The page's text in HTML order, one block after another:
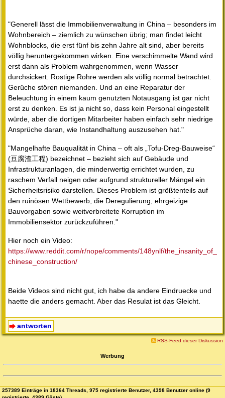
"Generell lässt die Immobilienverwaltung in China – besonders im
Wohnbereich – ziemlich zu wünschen übrig; man findet leicht
Wohnblocks, die erst fünf bis zehn Jahre alt sind, aber bereits
völlig heruntergekommen wirken. Eine verschimmelte Wand wird
erst dann als Problem wahrgenommen, wenn Wasser
durchsickert. Rostige Rohre werden als völlig normal betrachtet.
Gerüche stören niemanden. Und an eine Reparatur der
Beleuchtung in einem kaum genutzten Notausgang ist gar nicht
erst zu denken. Es ist ja nicht so, dass kein Personal eingestellt
würde, aber die dortigen Mitarbeiter haben einfach sehr niedrige
Ansprüche daran, wie Instandhaltung auszusehen hat."
"Mangelhafte Bauqualität in China – oft als „Tofu-Dreg-Bauweise“
(豆腐渣工程) bezeichnet – bezieht sich auf Gebäude und
Infrastrukturanlagen, die minderwertig errichtet wurden, zu
raschem Verfall neigen oder aufgrund struktureller Mängel ein
Sicherheitsrisiko darstellen. Dieses Problem ist größtenteils auf
den ruinösen Wettbewerb, die Deregulierung, ehrgeizige
Bauvorgaben sowie weitverbreitete Korruption im
Immobiliensektor zurückzuführen."
Hier noch ein Video:
https://www.reddit.com/r/nope/comments/148ynlf/the_insanity_of_
chinese_construction/
Beide Videos sind nicht gut, ich habe da andere Eindruecke und
haette die anders gemacht. Aber das Resulat ist das Gleicht.
antworten
RSS-Feed dieser Diskussion
Werbung
257389 Einträge in 18364 Threads, 975 registrierte Benutzer, 4398 Benutzer online (9